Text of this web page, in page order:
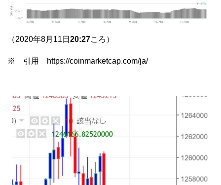
（2020年8月11日 20:27ころ）
※ 引用 https://coinmarketcap.com/ja/